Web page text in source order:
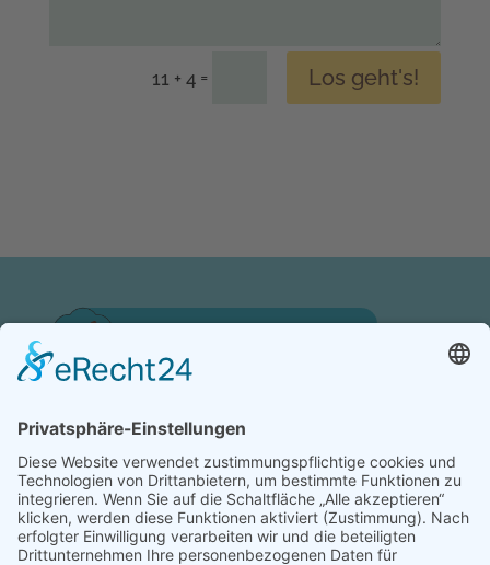
11 + 4 = Los geht's!
Strahlbacher Weg 37, 91413 Neustadt (Aisch)
Tel:0178-2373194
birgit.beuschel@posteo.de
Impressum- Datenschutz